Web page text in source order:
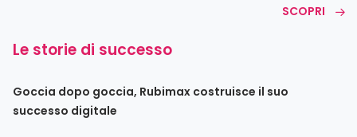
SCOPRI
Le storie di successo
Goccia dopo goccia, Rubimax costruisce il suo
successo digitale